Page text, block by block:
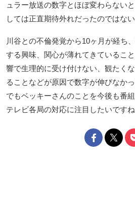
ュラー放送の数字とほぼ変わらない
しては正直期待外れだったのではない
川谷との不倫発覚から10ヶ月が経ち
する興味、関心が薄れてきているこ
響で生理的に受け付けない、観たく
ることなどが原因で数字が伸びなか
でもベッキーさんのことを今後も番
テレビ各局の対応に注目したいですね